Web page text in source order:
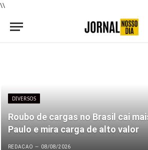
\\
DIVERSOS
Roubo de cargas no Brasil cai
Paulo e mira carga de alto valor
REDACAO 08/08/2026